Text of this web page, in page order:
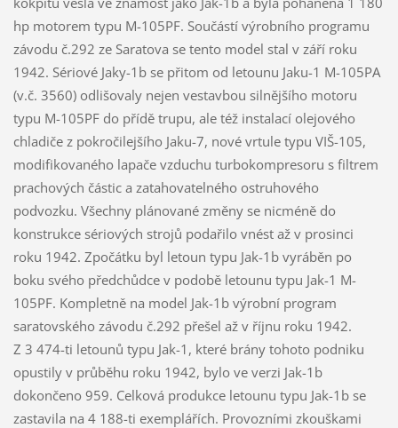
hp motorem typu M-105PF. Součástí výrobního programu
závodu č.292 ze Saratova se tento model stal v září roku
1942. Sériové Jaky-1b se přitom od letounu Jaku-1 M-105PA
(v.č. 3560) odlišovaly nejen vestavbou silnějšího motoru
typu M-105PF do přídě trupu, ale též instalací olejového
chladiče z pokročilejšího Jaku-7, nové vrtule typu VIŠ-105,
modifikovaného lapače vzduchu turbokompresoru s filtrem
prachových částic a zatahovatelného ostruhového
podvozku. Všechny plánované změny se nicméně do
konstrukce sériových strojů podařilo vnést až v prosinci
roku 1942. Zpočátku byl letoun typu Jak-1b vyráběn po
boku svého předchůdce v podobě letounu typu Jak-1 M-
105PF. Kompletně na model Jak-1b výrobní program
saratovského závodu č.292 přešel až v říjnu roku 1942.
Z 3 474-ti letounů typu Jak-1, které brány tohoto podniku
opustily v průběhu roku 1942, bylo ve verzi Jak-1b
dokončeno 959. Celková produkce letounu typu Jak-1b se
zastavila na 4 188-ti exemplářích. Provozními zkouškami